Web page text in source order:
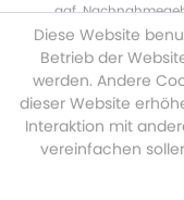
ggf.
Diese Website
Betrieb der
werden. Andere
dieser Website
Interaktion mit
vereinfachen